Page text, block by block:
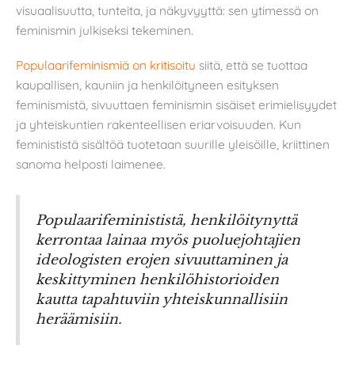
visuaalisuutta, tunteita, ja näkyvyyttä: sen ytimessä on
feminismin julkiseksi tekeminen.
Populaarifeminismiä on kritisoitu siitä, että se tuottaa
kaupallisen, kauniin ja henkilöityneen esityksen
feminismistä, sivuuttaen feminismin sisäiset erimielisyydet
ja yhteiskuntien rakenteellisen eriarvoisuuden. Kun
feminististä sisältöä tuotetaan suurille yleisöille, kriittinen
sanoma helposti laimenee.
Populaarifeminististä, henkilöitynyttä
kerrontaa lainaa myös puoluejohtajien
ideologisten erojen sivuuttaminen ja
keskittyminen henkilöhistorioiden
kautta tapahtuviin yhteiskunnallisiin
heräämisiin.